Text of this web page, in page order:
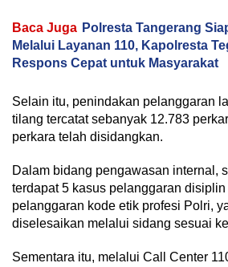
Baca Juga Polresta Tangerang
Melalui Layanan 110, Kapolresta
Respons Cepat untuk Masyarakat
Selain itu, penindakan pelanggaran
tilang tercatat sebanyak 12.783
perkara telah disidangkan.
Dalam bidang pengawasan internal,
terdapat 5 kasus pelanggaran
pelanggaran kode etik profesi Polri,
diselesaikan melalui sidang sesuai
Sementara itu, melalui Call Center